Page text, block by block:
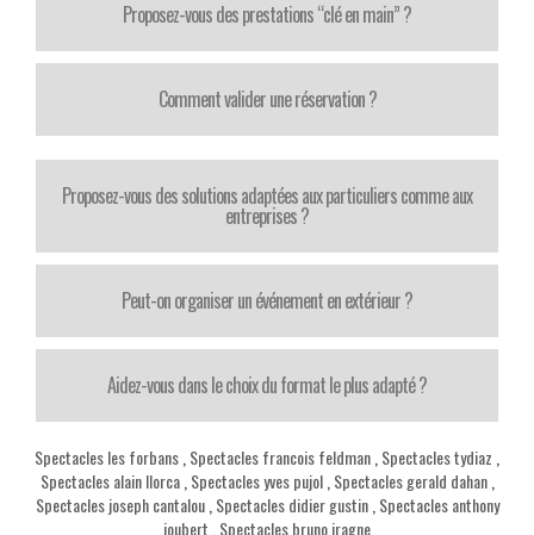
Proposez-vous des prestations “clé en main” ?
Comment valider une réservation ?
Proposez-vous des solutions adaptées aux particuliers comme aux
entreprises ?
Peut-on organiser un événement en extérieur ?
Aidez-vous dans le choix du format le plus adapté ?
Spectacles les forbans Spectacles francois feldman Spectacles tydiaz
Spectacles alain llorca, Spectacles yves pujol, Spectacles gerald dahan,
Spectacles joseph cantalou, Spectacles didier gustin, Spectacles anthony
joubert Spectacles bruno iragne